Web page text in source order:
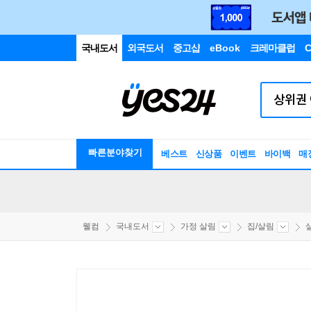
국내도서 외국도서 중고샵 eBook 크레마클럽
빠른분야찾기 베스트 신상품 이벤트 바이백 매
웰컴 국내도서 가정 살림 집/살림